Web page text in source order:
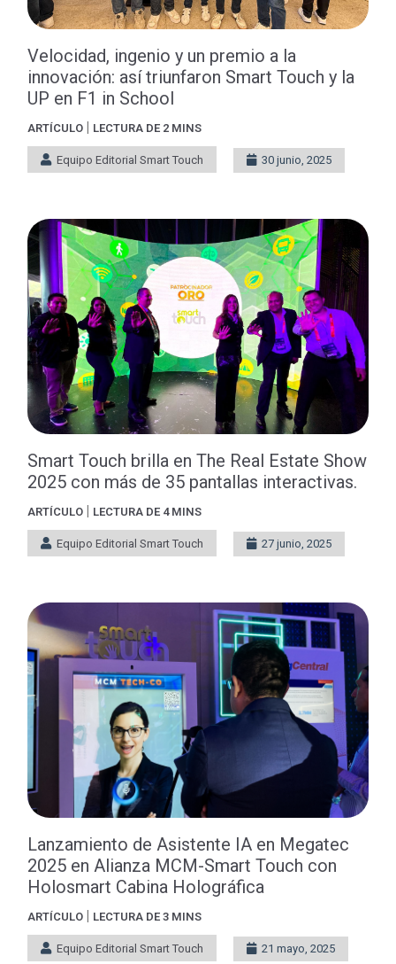
Velocidad, ingenio y un premio a la
innovación: así triunfaron Smart Touch y la
UP en F1 in School
ARTÍCULO | LECTURA DE 2 MINS
Equipo Editorial Smart Touch 30 junio, 2025
Smart Touch brilla en The Real Estate Show
2025 con más de 35 pantallas interactivas.
ARTÍCULO | LECTURA DE 4 MINS
Equipo Editorial Smart Touch 27 junio, 2025
Lanzamiento de Asistente IA en Megatec
2025 en Alianza MCM-Smart Touch con
Holosmart Cabina Holográfica
ARTÍCULO | LECTURA DE 3 MINS
Equipo Editorial Smart Touch 21 mayo, 2025